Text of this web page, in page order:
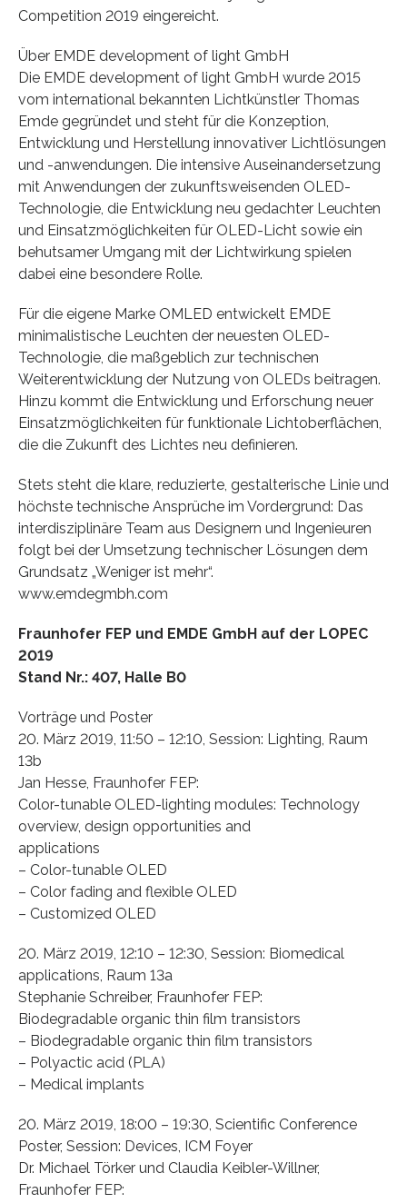
Competition 2019 eingereicht.
Über EMDE development of light GmbH
Die EMDE development of light GmbH wurde 2015
vom international bekannten Lichtkünstler Thomas
Emde gegründet und steht für die Konzeption,
Entwicklung und Herstellung innovativer Lichtlösungen
und -anwendungen. Die intensive Auseinandersetzung
mit Anwendungen der zukunftsweisenden OLED-
Technologie, die Entwicklung neu gedachter Leuchten
und Einsatzmöglichkeiten für OLED-Licht sowie ein
behutsamer Umgang mit der Lichtwirkung spielen
dabei eine besondere Rolle.
Für die eigene Marke OMLED entwickelt EMDE
minimalistische Leuchten der neuesten OLED-
Technologie, die maßgeblich zur technischen
Weiterentwicklung der Nutzung von OLEDs beitragen.
Hinzu kommt die Entwicklung und Erforschung neuer
Einsatzmöglichkeiten für funktionale Lichtoberflächen,
die die Zukunft des Lichtes neu definieren.
Stets steht die klare, reduzierte, gestalterische Linie und
höchste technische Ansprüche im Vordergrund: Das
interdisziplinäre Team aus Designern und Ingenieuren
folgt bei der Umsetzung technischer Lösungen dem
Grundsatz „Weniger ist mehr“.
www.emdegmbh.com
Fraunhofer FEP und EMDE GmbH auf der LOPEC
2019
Stand Nr.: 407, Halle B0
Vorträge und Poster
20. März 2019, 11:50 – 12:10, Session: Lighting, Raum
13b
Jan Hesse, Fraunhofer FEP:
Color-tunable OLED-lighting modules: Technology
overview, design opportunities and
applications
– Color-tunable OLED
– Color fading and flexible OLED
– Customized OLED
20. März 2019, 12:10 – 12:30, Session: Biomedical
applications, Raum 13a
Stephanie Schreiber, Fraunhofer FEP:
Biodegradable organic thin film transistors
– Biodegradable organic thin film transistors
– Polyactic acid (PLA)
– Medical implants
20. März 2019, 18:00 – 19:30, Scientific Conference
Poster, Session: Devices, ICM Foyer
Dr. Michael Törker und Claudia Keibler-Willner,
Fraunhofer FEP: